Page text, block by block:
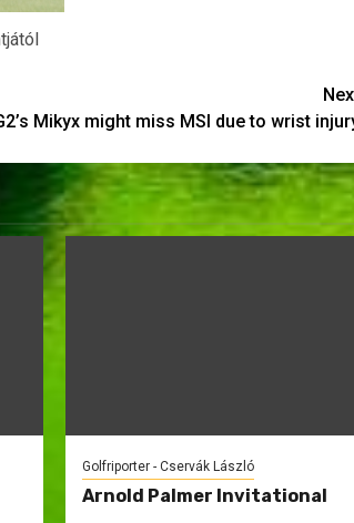
Mikyx might miss MSI due to wrist
Golfriporter - Cservák László
Arnold Palmer Invitational